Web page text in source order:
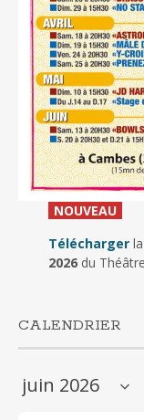
NOUVEAU_
Télécharger
2026du
CALENDRIER